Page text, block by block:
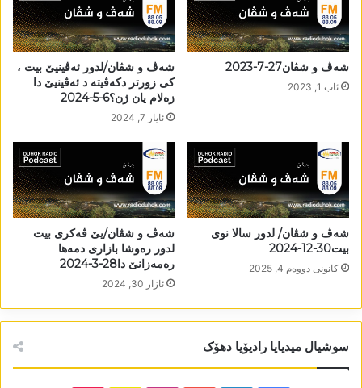
شەڤ و شڤان27-7-2023
ئاب 1, 2023
شەڤ و شڤان/لدور ئەڤینیێ بیت ،
کی زورتر دکەڤیتە د ئەڤینیێ دا
زەلام یان ژن؟6-5-2024
ئایار 7, 2024
شەڤ و شڤان/ لدور سالا نوی
بیت30-12-2024
كانونی دووه‌م 4, 2025
شەڤ و شڤان/یێ ڤەکری بیت
لدور رەوشا بازاری دمەھا
رەمەزانێ دا28-3-2024
ئازار 30, 2024
سوشیال میدیایا رادیۆیا دھۆک